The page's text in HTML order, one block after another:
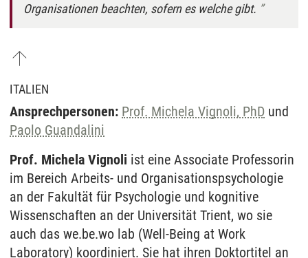
Organisationen beachten, sofern es welche gibt.
ITALIEN
Ansprechpersonen: Prof. Michela Vignoli, PhD und
Paolo Guandalini
Prof. Michela Vignoli ist eine Associate Professorin
im Bereich Arbeits- und Organisationspsychologie
an der Fakultät für Psychologie und kognitive
Wissenschaften an der Universität Trient, wo sie
auch das we.be.wo lab (Well-Being at Work
Laboratory) koordiniert. Sie hat ihren Doktortitel an